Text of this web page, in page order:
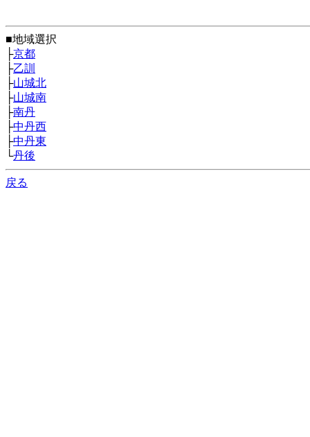
■地域選択
├京都
├乙訓
├山城北
├山城南
├南丹
├中丹西
├中丹東
└丹後
戻る